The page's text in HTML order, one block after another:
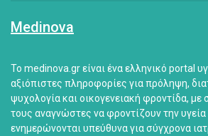
Medinova
Το medinova.gr είναι ένα ελληνικό portal
αξιόπιστες πληροφορίες για πρόληψη,
ψυχολογία και οικογενειακή φροντίδα, με
τους αναγνώστες να φροντίζουν την υγεία
ενημερώνονται υπεύθυνα για σύγχρονα